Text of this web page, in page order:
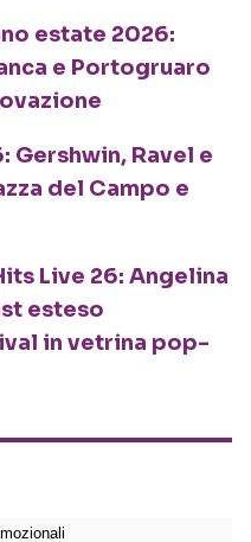
estate 2026:
e Portogruaro
Gershwin, Ravel e
del Campo e
Live 26: Angelina
esteso
in vetrina pop-